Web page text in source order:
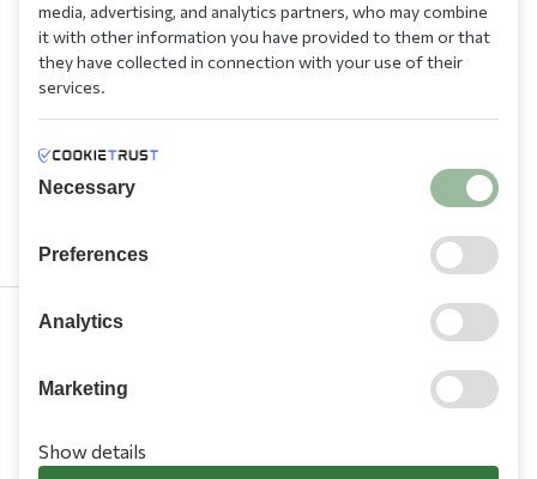
media, advertising, and analytics partners, who may combine
it with other information you have provided to them or that
they have collected in connection with your use of their
services.
Necessary
Preferences
Analytics
Marketing
Show details